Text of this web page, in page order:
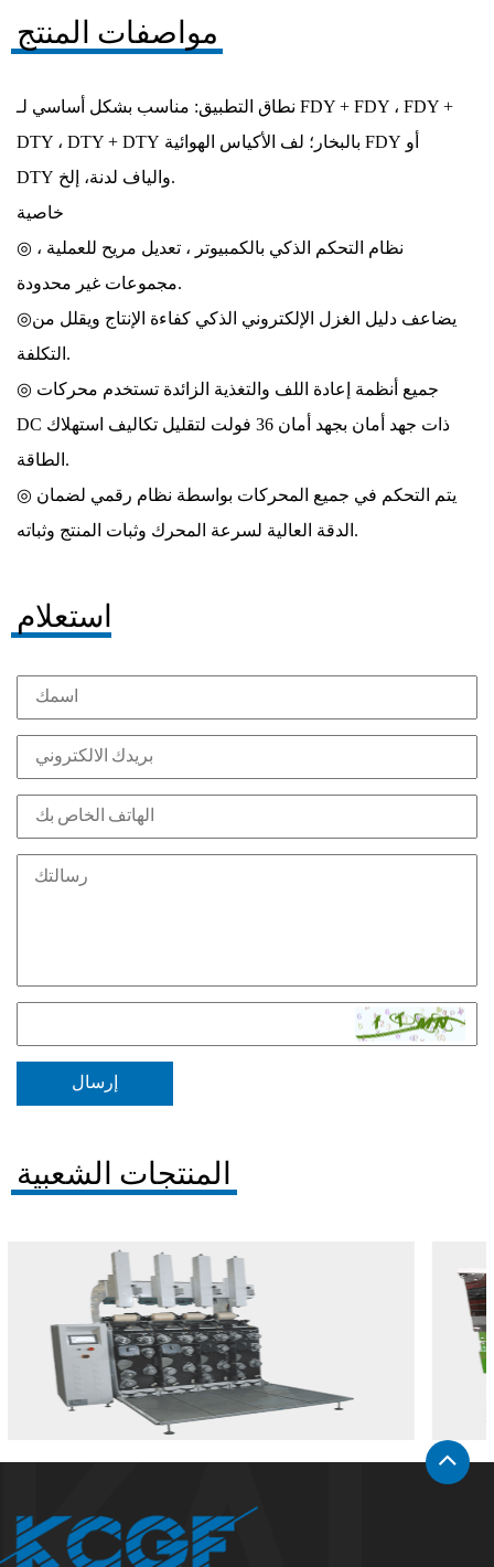
مواصفات المنتج
نطاق التطبيق: مناسب بشكل أساسي لـ FDY + FDY ، FDY +
DTY ، DTY + DTY بالبخار؛ لف الأكياس الهوائية FDY أو
DTY والياف لدنة، إلخ.
خاصية
◎ نظام التحكم الذكي بالكمبيوتر ، تعديل مريح للعملية ،
مجموعات غير محدودة.
◎يضاعف دليل الغزل الإلكتروني الذكي كفاءة الإنتاج ويقلل من
التكلفة.
◎ جميع أنظمة إعادة اللف والتغذية الزائدة تستخدم محركات
DC ذات جهد أمان بجهد أمان 36 فولت لتقليل تكاليف استهلاك
الطاقة.
◎ يتم التحكم في جميع المحركات بواسطة نظام رقمي لضمان
الدقة العالية لسرعة المحرك وثبات المنتج وثباته.
استعلام
المنتجات الشعبية